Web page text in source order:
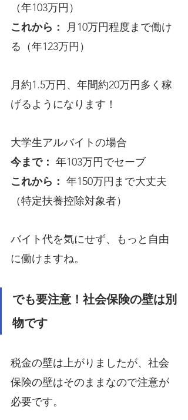
（年103万円）
これから：
月10万円程度まで働け
る（年123万円）
月約1.5万円、年間約20万円多く稼
げるようになります！
大学生アルバイトの場合
今まで： 年103万円でセーブ
これから： 年150万円まで大丈夫
（特定扶養控除対象者）
バイト代を気にせず、もっと自由
に働けますね。
でも要注意！社会保険の壁は別
物です
税金の壁は上がりましたが、社会
保険の壁はそのままなので注意が
必要です。